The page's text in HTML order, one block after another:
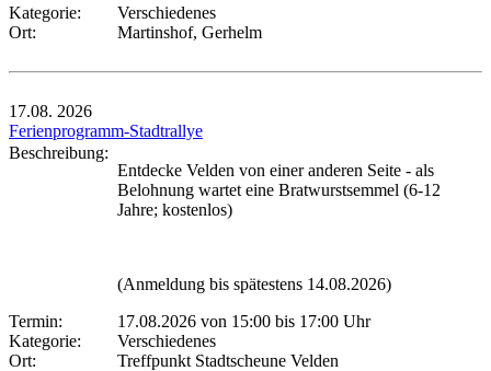
Kategorie:
Verschiedenes
Ort:
Martinshof, Gerhelm
17.08. 2026
Ferienprogramm-Stadtrallye
Beschreibung:
Entdecke Velden von einer anderen Seite - als
Belohnung wartet eine Bratwurstsemmel (6-12
Jahre; kostenlos)
(Anmeldung bis spätestens 14.08.2026)
Termin:
17.08.2026 von 15:00 bis 17:00 Uhr
Kategorie:
Verschiedenes
Ort:
Treffpunkt Stadtscheune Velden